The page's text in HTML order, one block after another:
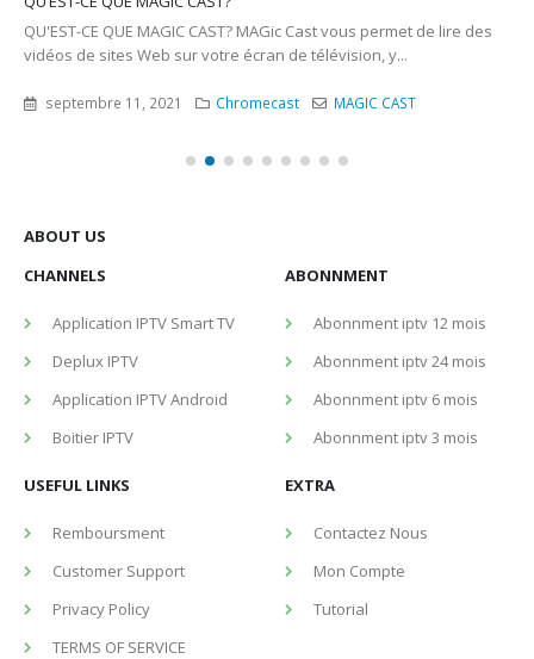
QU'EST-CE QUE MAGIC CAST? MAGic Cast vous permet de lire des
vidéos de sites Web sur votre écran de télévision, y...
septembre 11, 2021 Chromecast MAGIC CAST
ABOUT US
CHANNELS
Application IPTV Smart TV
Deplux IPTV
Application IPTV Android
Boitier IPTV
ABONNMENT
Abonnment iptv 12 mois
Abonnment iptv 24 mois
Abonnment iptv 6 mois
Abonnment iptv 3 mois
USEFUL LINKS
Remboursment
Customer Support
Privacy Policy
TERMS OF SERVICE
EXTRA
Contactez Nous
Mon Compte
Tutorial